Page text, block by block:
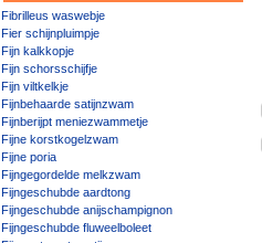
Fibrilleus waswebje
Fier schijnpluimpje
Fijn kalkkopje
Fijn schorsschijfje
Fijn viltkelkje
Fijnbehaarde satijnzwam
Fijnberijpt meniezwammetje
Fijne korstkogelzwam
Fijne poria
Fijngegordelde melkzwam
Fijngeschubde aardtong
Fijngeschubde anijschampignon
Fijngeschubde fluweelboleet